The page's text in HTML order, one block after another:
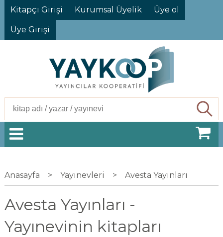
Kitapçı Girişi Kurumsal Üyelik Üye ol
Üye Girişi
Anasayfa > Yayınevleri > Avesta Yayınları
Avesta Yayınları -
Yayınevinin kitapları